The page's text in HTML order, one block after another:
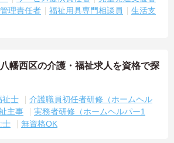
理責任者 福祉用具専門相談員
生活支
幡西区の介護・福祉求人を資格で探
祉士
介護職員初任者研修（ホームヘル
主事
実務者研修（ホームヘルパー1
士 無資格OK